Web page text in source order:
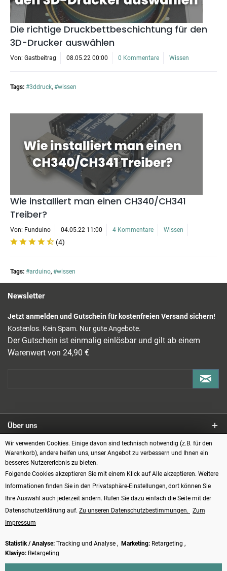
Die richtige Druckbettbeschichtung für den
3D-Drucker auswählen
Von: Gastbeitrag 08.05.22 00:00 0 Kommentare Wissen
Tags: #3ddruck, #wissen
Wie installiert man einen CH340/CH341
Treiber?
Von: Funduino 04.05.22 11:00 4 Kommentare Wissen
(4)
Tags: #arduino, #wissen
Newsletter
Jetzt anmelden und Gutschein für kostenfreien Versand sichern!
Kostenlos. Kein Spam. Nur gute Angebote.
Der Gutschein ist einmalig einlösbar und gilt ab einem
Warenwert von 24,90 €
Über uns
Service
Informationen
Zahlungsarten
Wir verwenden Cookies. Einige davon sind technisch notwendig (z.B. für den
Warenkorb), andere helfen uns, unser Angebot zu verbessern und Ihnen ein
besseres Nutzererlebnis zu bieten.
Folgende Cookies akzeptieren Sie mit einem Klick auf Alle akzeptieren. Weitere
Informationen finden Sie in den Privatsphäre-Einstellungen, dort können Sie
Ihre Auswahl auch jederzeit ändern. Rufen Sie dazu einfach die Seite mit der
Datenschutzerklärung auf. Zu unseren Datenschutzbestimmungen.
Zum
Impressum
Statistik / Analyse: Tracking und Analyse , Marketing: Retargeting ,
Klaviyo: Retargeting